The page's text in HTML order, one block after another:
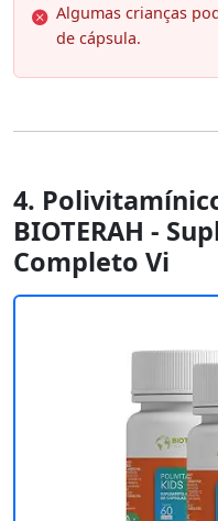
Algumas crianças
de cápsula.
4.
BIOTERAH -
Completo Vi